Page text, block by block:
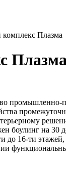
комплекс Плазма
боулинг на
16-ти